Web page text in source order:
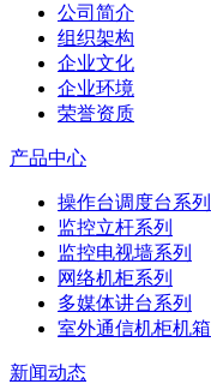
公司简介
组织架构
企业文化
企业环境
荣誉资质
产品中心
操作台调度台系列
监控立杆系列
监控电视墙系列
网络机柜系列
多媒体讲台系列
室外通信机柜机箱
新闻动态